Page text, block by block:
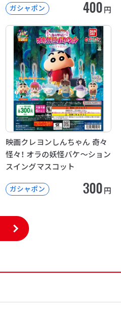
ガシャポン 400円
映画クレヨンしんちゃん 奇々
怪々！ オラの妖怪バケ～ション
スイングマスコット
ガシャポン 300円